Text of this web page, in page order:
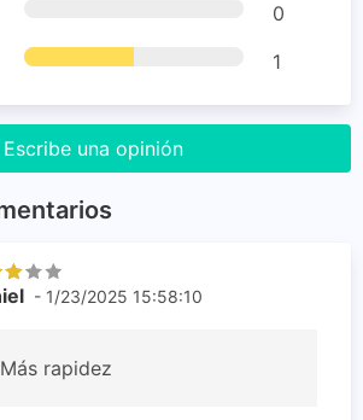
0
1
Escribe una opinión
- 1/23/2025 15:58:10
Más rapidez